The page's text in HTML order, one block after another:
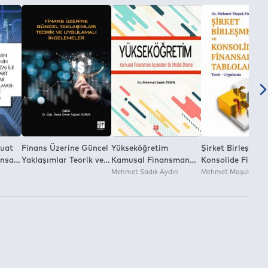
Finans Üzerine Güncel
Yaklaşımlar Teorik ve
Yükseköğretim
Kamusal Finansman
Açısından Bir Model
Mehmet Sadık Aydın
Şirket
Konsolide
Tablolar
Mehmet Maşuk